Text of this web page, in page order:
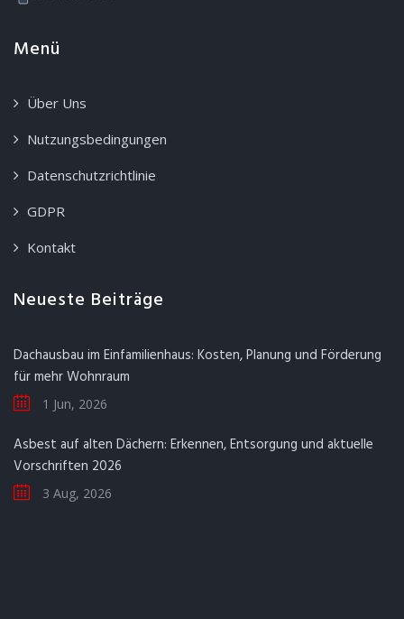
Menü
Über Uns
Nutzungsbedingungen
Datenschutzrichtlinie
GDPR
Kontakt
Neueste Beiträge
Dachausbau im Einfamilienhaus: Kosten, Planung und Förderung
für mehr Wohnraum
1 Jun, 2026
Asbest auf alten Dächern: Erkennen, Entsorgung und aktuelle
Vorschriften 2026
3 Aug, 2026